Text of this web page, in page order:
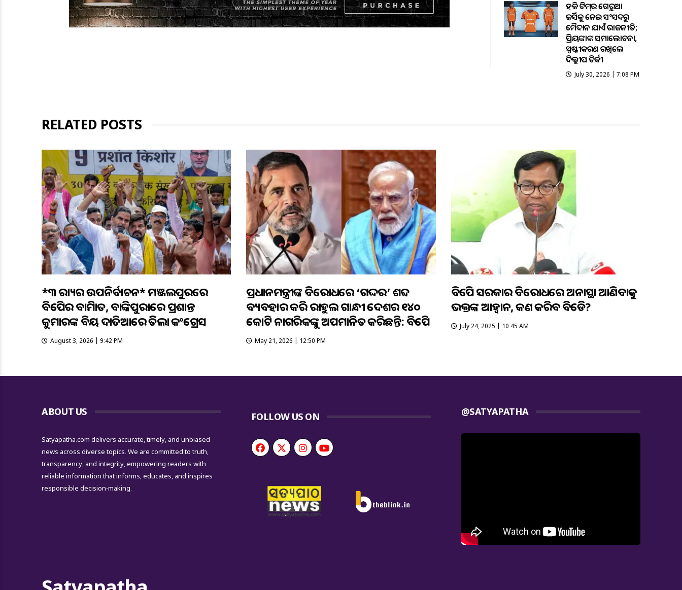
ହକି ଟିମ୍‌ର ଗେରୁଆ
ଜର୍ସିକୁ ନେଇ ସଂସଦରୁ
ମୈଦାନ ଯାଏଁ ରାଜନୀତି;
ପ୍ରିୟଙ୍କାଙ୍କ ସମାଲୋଚନା,
ସ୍ପଷ୍ଟୀକରଣ ରଖିଲେ
ଦିଲ୍ଲୀପ ତିର୍କୀ
July 30, 2026 | 7:08 PM
RELATED POSTS
*୩ ରାଜ୍ୟର ଉପନିର୍ବାଚନ* ମଞ୍ଜଲପୁରରେ
ବିଜେପିର ବାଜିମାତ, ବାଙ୍କିପୁରାରେ ପ୍ରଶାନ୍ତ
କୁମାରଙ୍କ ବିଜୟ ଦାତିଆରେ ଜିତିଲା କଂଗ୍ରେସ
August 3, 2026 | 9:42 PM
ପ୍ରଧାନମନ୍ତ୍ରୀଙ୍କ ବିରୋଧରେ ‘ଗଦ୍ଦର’ ଶବ୍ଦ
ବ୍ୟବହାର କରି ରାହୁଲ ଗାନ୍ଧୀ ଦେଶର ୧୪୦
କୋଟି ନାଗରିକଙ୍କୁ ଅପମାନିତ କରିଛନ୍ତି: ବିଜେପି
May 21, 2026 | 12:50 PM
ବିଜେପି ସରକାର ବିରୋଧରେ ଅନାସ୍ଥା ଆଣିବାକୁ
ଭକ୍ତଙ୍କ ଆହ୍ୱାନ, କଣ କରିବ ବିଜେଡି?
July 24, 2025 | 10:45 AM
ABOUT US
Satyapatha.com delivers accurate, timely, and unbiased
news across diverse topics. We are committed to truth,
transparency, and integrity, empowering readers with
reliable information that informs, educates, and inspires
responsible decision-making.
FOLLOW US ON @SATYAPATHA